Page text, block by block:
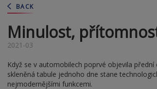
de
inhoud
gaan
BACK
Minulost,
2021-03
Když se v automobilech poprvé objevila
skleněná tabule jednoho dne stane
nejmodernějšími funkcemi.